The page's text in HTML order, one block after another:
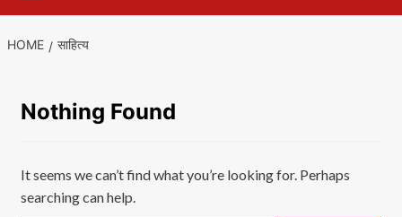
HOME साहित्य
Nothing Found
It seems we can’t find what you’re looking for. Perhaps
searching can help.